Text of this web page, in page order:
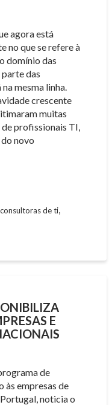
agora está
no que se refere à
domínio das
das
mesma linha.
crescente
muitas
profissionais TI,
novo
consultoras de ti,
E
de
às empresas de
noticia o